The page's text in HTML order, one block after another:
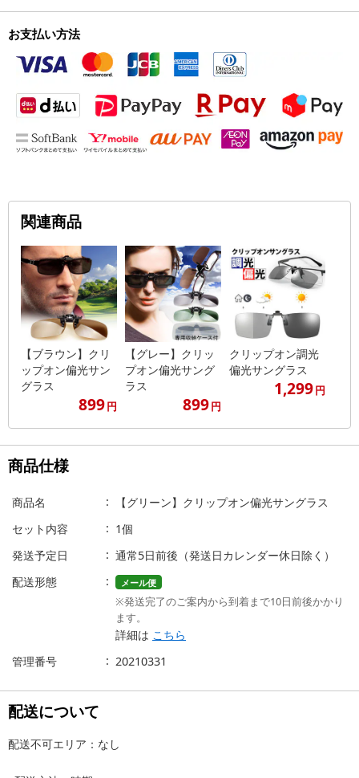
お支払い方法
関連商品
【ブラウン】クリ
ップオン偏光サン
グラス
899円
【グレー】クリッ
プオン偏光サング
ラス
899円
クリップオン調光
偏光サングラス
1,299円
商品仕様
商品名
【グリーン】クリップオン偏光サングラス
セット内容
1個
発送予定日
通常5日前後（発送日カレンダー休日除く）
配送形態
メール便
※発送完了のご案内から到着まで10日前後かかり
ます。
詳細は こちら
管理番号
20210331
配送について
配送不可エリア：なし